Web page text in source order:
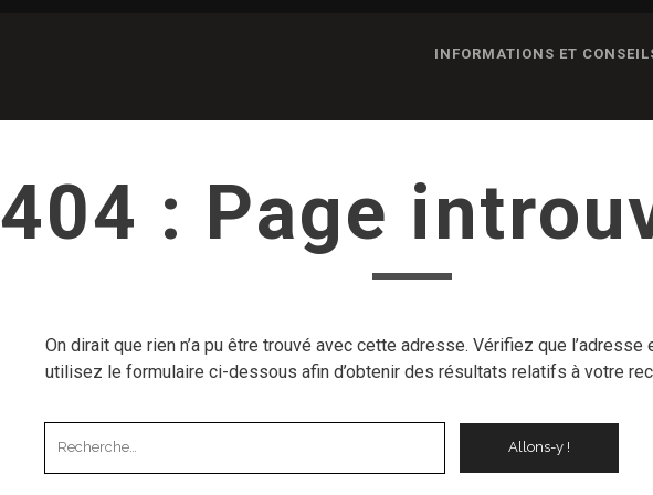
INFORMATIONS ET
404 : Page
On dirait que rien n’a pu être trouvé avec cette adresse. Vérifiez que l’adresse
utilisez le formulaire ci-dessous afin d’obtenir des résultats relatifs à votre